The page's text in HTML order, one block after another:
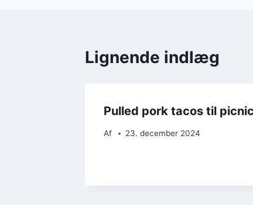
Lignende indlæg
Pulled pork tacos til picnic
Af 23. december 2024